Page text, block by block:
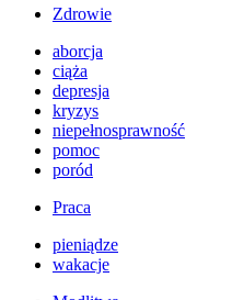
Zdrowie
aborcja
ciąża
depresja
kryzys
niepełnosprawność
pomoc
poród
Praca
pieniądze
wakacje